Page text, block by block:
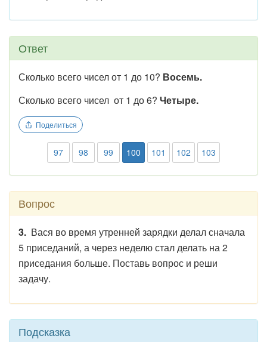
Ответ
Сколько всего чисел от 1 до 10? Восемь.
Сколько всего чисел от 1 до 6? Четыре.
Поделиться
97 98 99 100 101 102 103
Вопрос
3. Вася во время утренней зарядки делал сначала
5 приседаний, а через неделю стал делать на 2
приседания больше. Поставь вопрос и реши
задачу.
Подсказка